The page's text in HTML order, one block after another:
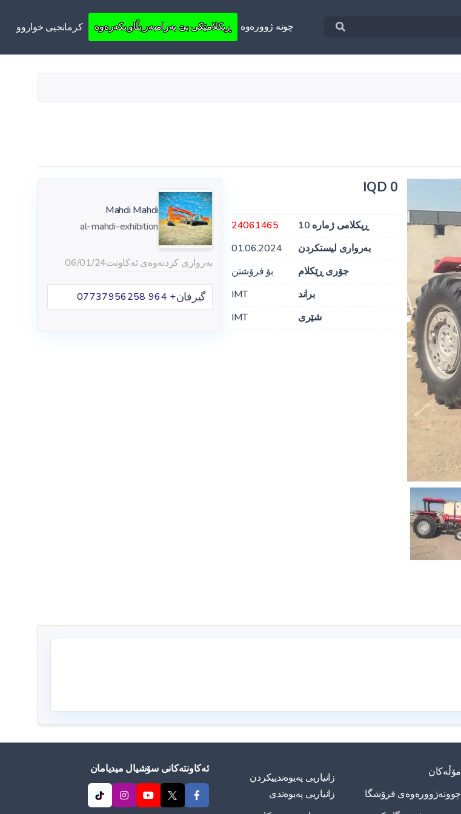
چونه‌ ژووره‌وه‌ ڕیکلامێکی بێ بەرامبەر بڵاو بکەرەوە کرمانجیی خواروو
0 IQD
ڕیکلامی ژمارە 10
24061465
بەرواری لیستکردن
01.06.2024
جۆری ڕێکلام
بۆ فرۆشتن
براند
IMT
شێری
IMT
Mahdi Mahdi
al-mahdi-exhibition
بەرواری کردنەوەی ئەکاونت06/01/24
گیرفان+ 964 07737956258
مۆڵەکان
چوونەژوورەوەی فرۆشگا
زانیاریی په‌یوه‌ندییكردن
زانیاریی په‌یوه‌ندی
ئەکاونتەکانی سۆشیال میدیامان